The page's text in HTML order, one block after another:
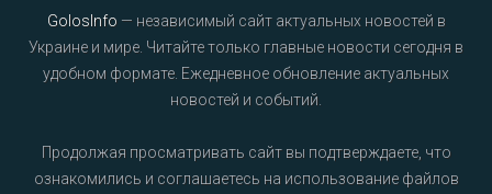
GolosInfo — независимый сайт актуальных новостей в
Украине и мире. Читайте только главные новости сегодня в
удобном формате. Ежедневное обновление актуальных
новостей и событий.
Продолжая просматривать сайт вы подтверждаете, что
ознакомились и соглашаетесь на использование файлов